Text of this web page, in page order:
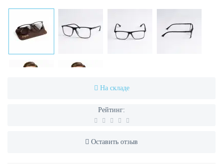
На складе
Рейтинг:
Оставить отзыв